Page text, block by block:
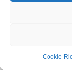
Cookie-